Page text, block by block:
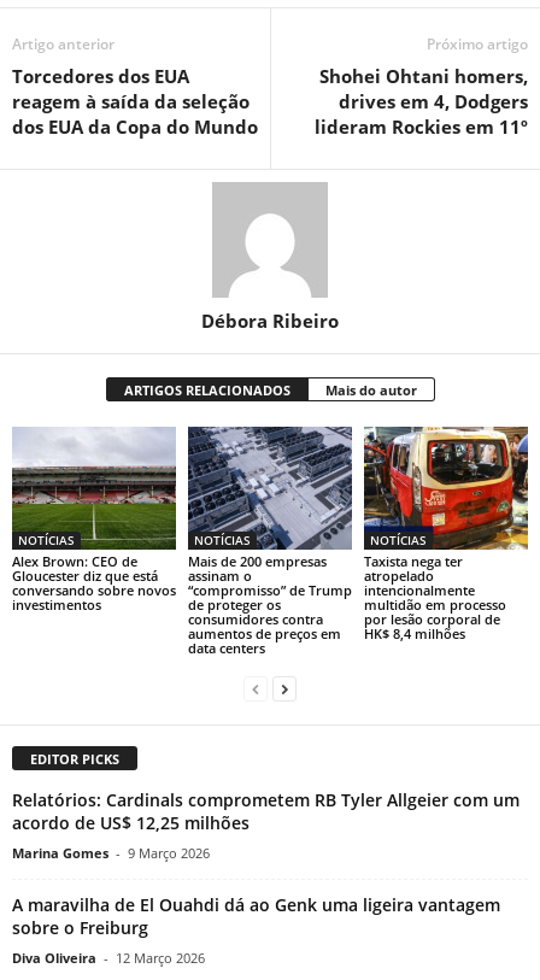
Artigo anterior
Torcedores dos EUA
reagem à saída da seleção
dos EUA da Copa do Mundo
Próximo artigo
Shohei Ohtani homers,
drives em 4, Dodgers
lideram Rockies em 11º
Débora Ribeiro
ARTIGOS RELACIONADOS Mais do autor
NOTÍCIAS
Alex Brown: CEO de
Gloucester diz que está
conversando sobre novos
investimentos
NOTÍCIAS
Mais de 200 empresas
assinam o
“compromisso” de Trump
de proteger os
consumidores contra
aumentos de preços em
data centers
NOTÍCIAS
Taxista nega ter
atropelado
intencionalmente
multidão em processo
por lesão corporal de
HK$ 8,4 milhões
EDITOR PICKS
Relatórios: Cardinals comprometem RB Tyler Allgeier com um
acordo de US$ 12,25 milhões
Marina Gomes - 9 Março 2026
A maravilha de El Ouahdi dá ao Genk uma ligeira vantagem
sobre o Freiburg
Diva Oliveira - 12 Março 2026